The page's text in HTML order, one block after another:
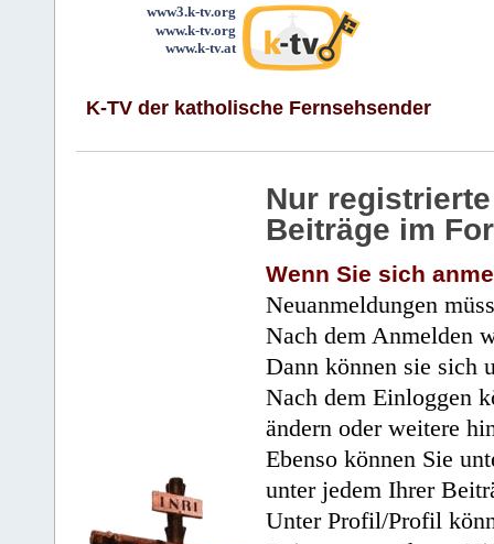
www3.k-tv.org
www.k-tv.org
www.k-tv.at
K-TV der katholische Fernsehsender
Nur
Beiträge im
Wenn Sie sich
Neuanmeldungen
Nach dem Anmelden
Dann können sie sich
Nach dem Einloggen
ändern oder weitere
Ebenso können Sie
unter jedem Ihrer
Unter Profil/Profil